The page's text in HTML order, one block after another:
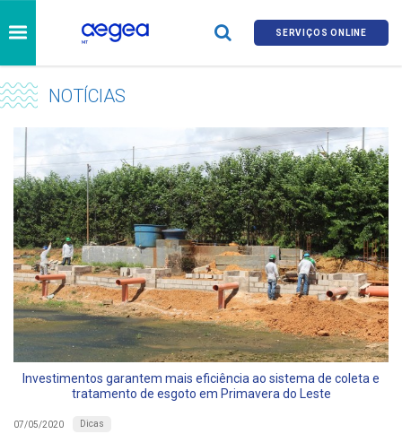
SERVIÇOS ONLINE
NOTÍCIAS
Investimentos garantem mais eficiência ao sistema de coleta e
tratamento de esgoto em Primavera do Leste
07/05/2020 Dicas